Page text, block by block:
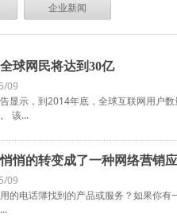
企业新闻
球网民将达到30亿
09
显示，到2014年底，全球互联网用户
该...
悄的转变成了一种网络营销
09
的电话簿找到的产品或服务？如果你